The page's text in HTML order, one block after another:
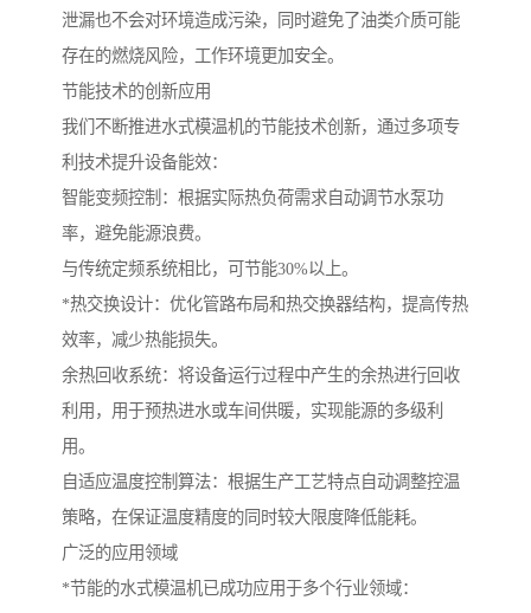
泄漏也不会对环境造成污染，同时避免了油类介质可能
存在的燃烧风险，工作环境更加安全。
节能技术的创新应用
我们不断推进水式模温机的节能技术创新，通过多项专
利技术提升设备能效：
智能变频控制：根据实际热负荷需求自动调节水泵功
率，避免能源浪费。
与传统定频系统相比，可节能30%以上。
*热交换设计：优化管路布局和热交换器结构，提高传热
效率，减少热能损失。
余热回收系统：将设备运行过程中产生的余热进行回收
利用，用于预热进水或车间供暖，实现能源的多级利
用。
自适应温度控制算法：根据生产工艺特点自动调整控温
策略，在保证温度精度的同时较大限度降低能耗。
广泛的应用领域
*节能的水式模温机已成功应用于多个行业领域：